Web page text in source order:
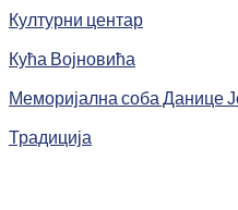
Културни центар
Кућа Војновића
Меморијална соба Данице
Традиција